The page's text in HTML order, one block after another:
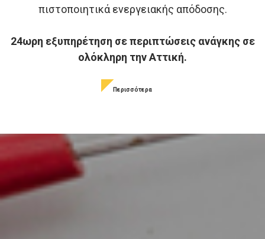
πιστοποιητικά ενεργειακής απόδοσης.
24ωρη εξυπηρέτηση σε περιπτώσεις ανάγκης σε
ολόκληρη την Αττική.
Περισσότερα